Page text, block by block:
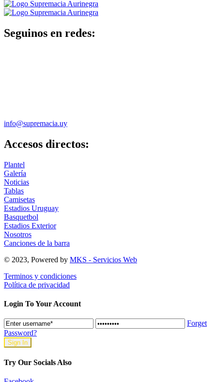
Seguinos en redes:
info@supremacia.uy
Accesos directos:
Plantel
Galería
Noticias
Tablas
Camisetas
Estadios Uruguay
Basquetbol
Estadios Exterior
Nosotros
Canciones de la barra
© 2023, Powered by MKS - Servicios Web
Terminos y condiciones
Política de privacidad
Login To Your Account
Forget
Password?
Try Our Socials Also